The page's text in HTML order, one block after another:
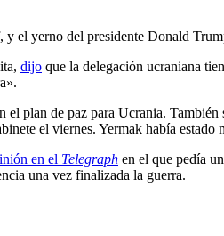
el yerno del presidente Donald
dijo que la delegación ucraniana
plan de paz para Ucrania.
el viernes. Yermak había
en el Telegraph en el que pedía
una vez finalizada la guerra.